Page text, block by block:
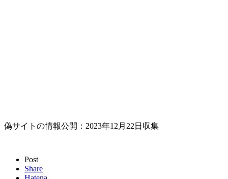
偽サイトの情報公開：2023年12月22日収集
Post
Share